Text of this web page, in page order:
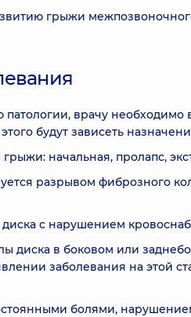
грыжи
врачу необходимо
будут зависеть
начальная, пролапс,
разрывом фиброзного
с нарушением
диска в боковом или
заболевания на этой
болями,